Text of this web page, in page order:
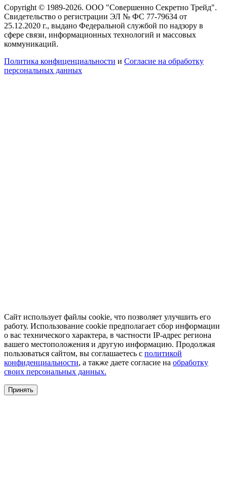
Copyright © 1989-2026. ООО "Совершенно Секретно Трейд".
Свидетельство о регистрации ЭЛ № ФС 77-79634 от
25.12.2020 г., выдано Федеральной службой по надзору в
сфере связи, информационных технологий и массовых
коммуникаций.
Политика конфиценциальности и Согласие на обработку
персональных данных
Сайт использует файлы cookie, что позволяет улучшить его
работу. Использование cookie предполагает сбор информации
о вас технического характера, в частности IP-адрес региона
вашего местоположения и другую информацию. Продолжая
пользоваться сайтом, вы соглашаетесь с политикой
конфиденциальности, а также даете согласие на обработку
своих персональных данных.
Принять